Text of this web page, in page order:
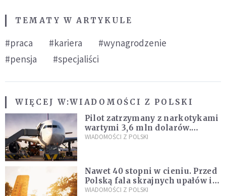
TEMATY W ARTYKULE
#praca #kariera
#wynagrodzenie
#pensja
#specjaliści
WIĘCEJ W:WIADOMOŚCI Z POLSKI
Pilot zatrzymany z narkotykami
wartymi 3,6 mln dolarów.
Śledczy podejrzewają, że latał
WIADOMOŚCI Z POLSKI
Nawet 40 stopni w cieniu. Przed
Polską fala skrajnych upałów i
gwałtowne burze
WIADOMOŚCI Z POLSKI